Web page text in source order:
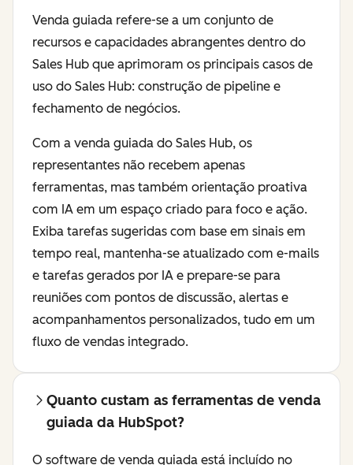
Venda guiada refere-se a um conjunto de
recursos e capacidades abrangentes dentro do
Sales Hub que aprimoram os principais casos de
uso do Sales Hub: construção de pipeline e
fechamento de negócios.
Com a venda guiada do Sales Hub, os
representantes não recebem apenas
ferramentas, mas também orientação proativa
com IA em um espaço criado para foco e ação.
Exiba tarefas sugeridas com base em sinais em
tempo real, mantenha-se atualizado com e-mails
e tarefas gerados por IA e prepare-se para
reuniões com pontos de discussão, alertas e
acompanhamentos personalizados, tudo em um
fluxo de vendas integrado.
Quanto custam as ferramentas de venda
guiada da HubSpot?
O software de venda guiada está incluído no